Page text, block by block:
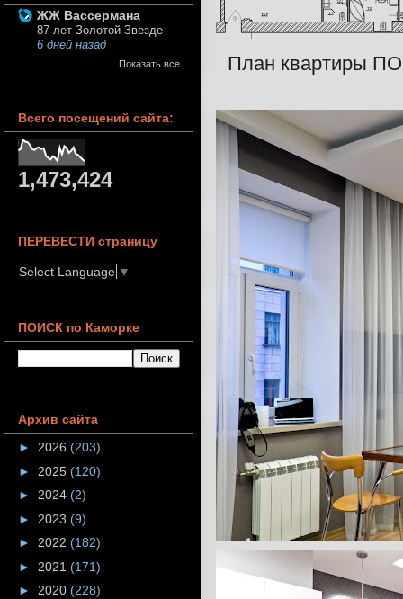
План квартиры
ЖЖ Вассермана
87 лет Золотой Звезде
6 дней назад
Показать все
Всего посещений сайта:
1,473,424
ПЕРЕВЕСТИ страницу
Select Language ▼
ПОИСК по Каморке
Архив сайта
► 2026 (203)
► 2025 (120)
► 2024 (2)
► 2023 (9)
► 2022 (182)
► 2021 (171)
► 2020 (228)